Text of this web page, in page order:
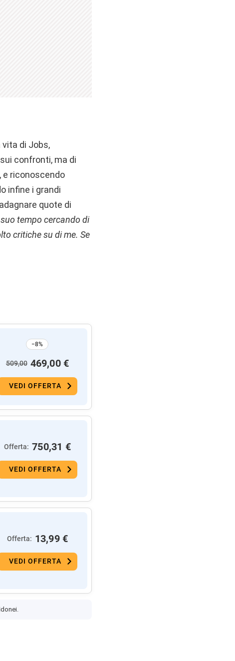
di Jobs,
confronti, ma di
riconoscendo
infine i grandi
quote di
tempo cercando di
critiche su di me. Se
−8%
509,00 469,00 €
VEDI OFFERTA
Offerta: 750,31 €
VEDI OFFERTA
Offerta: 13,99 €
VEDI OFFERTA